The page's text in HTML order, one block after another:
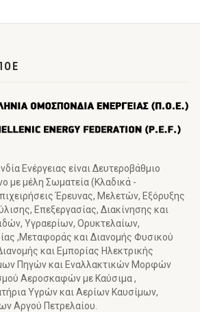
Ενέργειας είναι Δευτεροβάθμιο
με μέλη Σωματεία (Κλαδικά -
Έρευνας, Μελετών, Εξόρυξης
Επεξεργασίας, Διακίνησης και
Υγραερίων, Ορυκτελαίων,
,Μεταφοράς και Διανομής Φυσικού
και Εμπορίας Ηλεκτρικής
Πηγών και Εναλλακτικών Μορφών
Αεροσκαφών με Καύσιμα ,
Υγρών και Αερίων Καυσίμων,
Αργού Πετρελαίου.